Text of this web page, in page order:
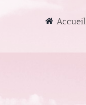
Accueil